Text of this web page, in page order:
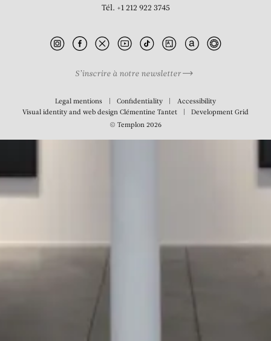
Tél. +1 212 922 3745
S’inscrire à notre newsletter
Legal mentions Confidentiality
Accessibility
Visual identity and web design Clémentine Tantet DevelopmentGrid
© Templon 2026